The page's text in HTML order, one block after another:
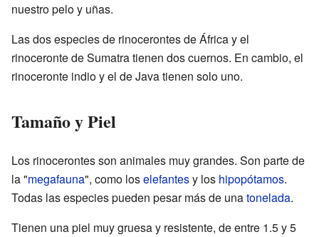
nuestro pelo y uñas.
Las dos especies de rinocerontes de África y el
rinoceronte de Sumatra tienen dos cuernos. En cambio, el
rinoceronte indio y el de Java tienen solo uno.
Tamaño y Piel
Los rinocerontes son animales muy grandes. Son parte de
la "megafauna", como loselefantesy los hipopótamos.
Todas las especies pueden pesar más de unatonelada.
Tienen una piel muy gruesa y resistente, de entre 1.5 y 5